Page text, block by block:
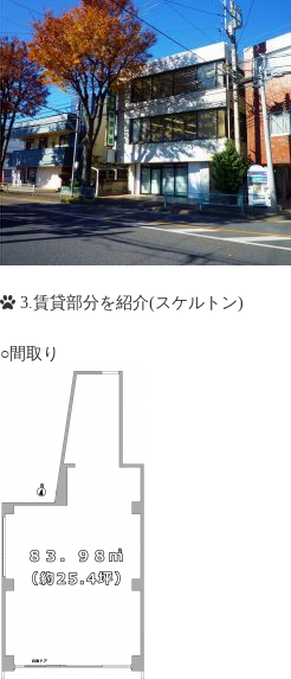
3.賃貸部分を紹介(スケルトン)
○間取り